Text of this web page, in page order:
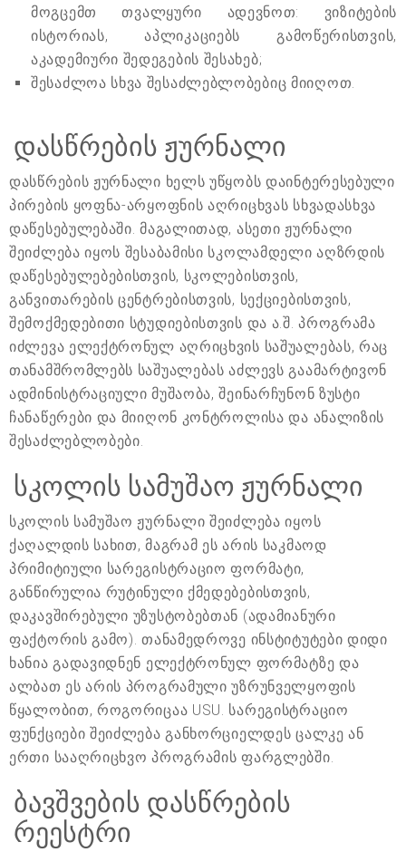
მოგცემთ თვალყური ადევნოთ: ვიზიტების
ისტორიას, აპლიკაციებს გამოწერისთვის,
აკადემიური შედეგების შესახებ;
შესაძლოა სხვა შესაძლებლობებიც მიიღოთ.
დასწრების ჟურნალი
დასწრების ჟურნალი ხელს უწყობს დაინტერესებული
პირების ყოფნა-არყოფნის აღრიცხვას სხვადასხვა
დაწესებულებაში. მაგალითად, ასეთი ჟურნალი
შეიძლება იყოს შესაბამისი სკოლამდელი აღზრდის
დაწესებულებებისთვის, სკოლებისთვის,
განვითარების ცენტრებისთვის, სექციებისთვის,
შემოქმედებითი სტუდიებისთვის და ა.შ. პროგრამა
იძლევა ელექტრონულ აღრიცხვის საშუალებას, რაც
თანამშრომლებს საშუალებას აძლევს გაამარტივონ
ადმინისტრაციული მუშაობა, შეინარჩუნონ ზუსტი
ჩანაწერები და მიიღონ კონტროლისა და ანალიზის
შესაძლებლობები.
სკოლის სამუშაო ჟურნალი
სკოლის სამუშაო ჟურნალი შეიძლება იყოს
ქაღალდის სახით, მაგრამ ეს არის საკმაოდ
პრიმიტიული სარეგისტრაციო ფორმატი,
განწირულია რუტინული ქმედებებისთვის,
დაკავშირებული უზუსტობებთან (ადამიანური
ფაქტორის გამო). თანამედროვე ინსტიტუტები დიდი
ხანია გადავიდნენ ელექტრონულ ფორმატზე და
ალბათ ეს არის პროგრამული უზრუნველყოფის
წყალობით, როგორიცაა USU. სარეგისტრაციო
ფუნქციები შეიძლება განხორციელდეს ცალკე ან
ერთი სააღრიცხვო პროგრამის ფარგლებში.
ბავშვების დასწრების
რეესტრი